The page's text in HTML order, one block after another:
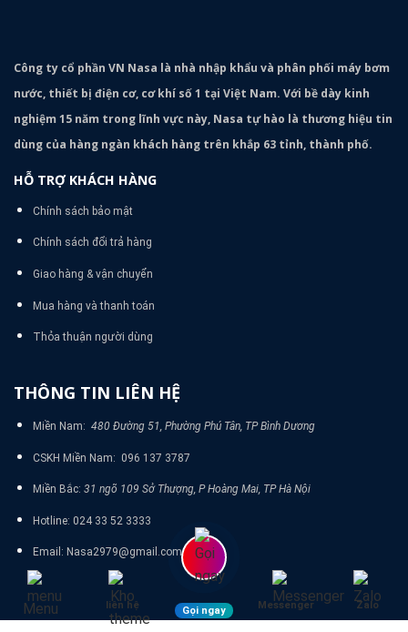
Công ty cổ phần VN Nasa là nhà nhập khẩu và phân phối máy bơm
nước, thiết bị điện cơ, cơ khí số 1 tại Việt Nam. Với bề dày kinh
nghiệm 15 năm trong lĩnh vực này, Nasa tự hào là thương hiệu tin
dùng của hàng ngàn khách hàng trên khắp 63 tỉnh, thành phố.
HỖ TRỢ KHÁCH HÀNG
Chính sách bảo mật
Chính sách đổi trả hàng
Giao hàng & vận chuyển
Mua hàng và thanh toán
Thỏa thuận người dùng
THÔNG TIN LIÊN HỆ
Miền Nam: 480 Đường 51, Phường Phú Tân, TP Bình Dương
CSKH Miền Nam: 096 137 3787
Miền Bắc: 31 ngõ 109 Sở Thượng, P Hoàng Mai, TP Hà Nội
Hotline: 024 33 52 3333
Email: Nasa2979@gmail.com
Menu liên hệ Gọi ngay Messenger Zalo